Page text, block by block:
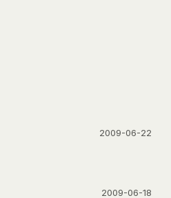
2009-06-22
2009-06-18